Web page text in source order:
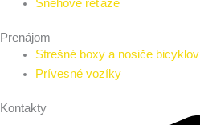
Snehové reťaze
Prenájom
Strešné boxy a nosiče bicyklov
Prívesné vozíky
Kontakty